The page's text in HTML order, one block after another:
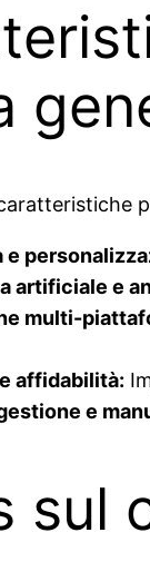
e
artificiale e
multi-
affidabilità:
e
sul